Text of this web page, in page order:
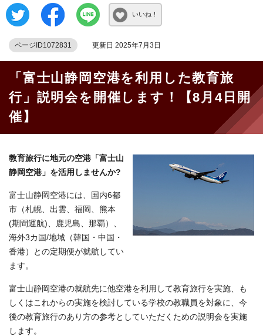
いいね！
ページID1072831 更新日 2025年7月3日
「富士山静岡空港を利用した教育旅
行」説明会を開催します！【8月4日開
催】
教育旅行に地元の空港「富士山
静岡空港」を活用しませんか?
富士山静岡空港には、国内6都
市（札幌、出雲、福岡、熊本
(期間運航)、鹿児島、那覇）、
海外3カ国/地域（韓国・中国・
香港）との定期便が就航してい
ます。
富士山静岡空港の就航先に他空港を利用して教育旅行を実施、も
しくはこれからの実施を検討している学校の教職員を対象に、今
後の教育旅行のあり方の参考としていただくための説明会を実施
します。